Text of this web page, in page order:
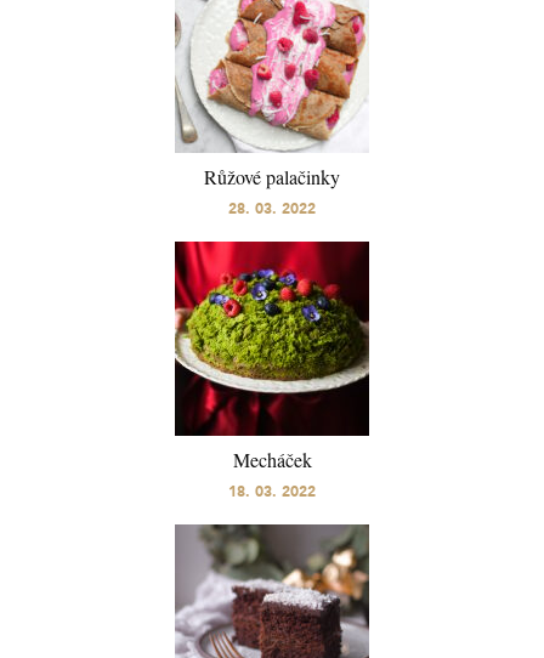
Růžové palačinky
28. 03. 2022
Mecháček
18. 03. 2022